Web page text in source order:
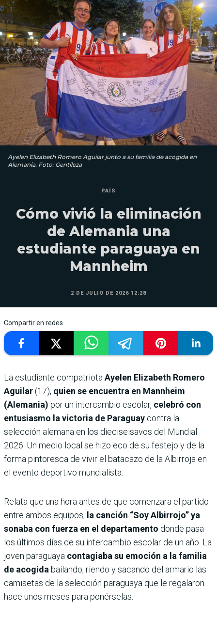
Ayelen Elizabeth Romero Aguilar junto a su familia de acogida en
Alemania. Foto: Gentileza
PAÍS
Cómo vivió la eliminación
de Alemania una
estudiante paraguaya en
Mannheim
2 DE JULIO DE 2026 12:28
Compartir en redes
La estudiante compatriota Ayelen Elizabeth Romero
Aguilar(17), quien se encuentra en Mannheim
(Alemania) por un intercambio escolar, celebró con
entusiasmo la victoria de Paraguay contra la
selección alemana en los dieciseisavos del Mundial
2026. Un medio local se hizo eco de su festejo y de la
forma pintoresca de vivir el batacazo de la Albirroja en
el evento deportivo mundialista.
Relata que una hora antes de que comenzara el partido
entre ambos equipos, la canción “Soy Albirrojo” ya
sonaba con fuerza en el departamento donde pasa
los últimos días de su intercambio escolar de un año. La
joven paraguaya contagiaba su emoción a la familia
de acogida bailando, riendo y sacando del armario las
camisetas de la selección paraguaya que le regalaron
hace unos meses para ponérselas.